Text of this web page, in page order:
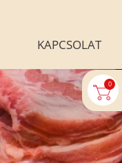
0
KAPCSOLAT